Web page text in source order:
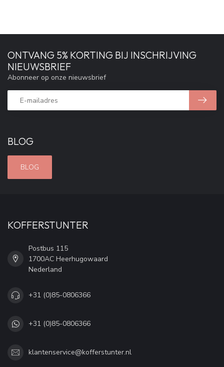
BLOG
BLOG
ONTVANG 5% KORTING BIJ INSCHRIJVING
NIEUWSBRIEF
Abonneer op onze nieuwsbrief
KOFFERSTUNTER
Postbus 115
1700AC Heerhugowaard
Nederland
+31 (0)85-0806366
+31 (0)85-0806366
klantenservice@kofferstunter.nl